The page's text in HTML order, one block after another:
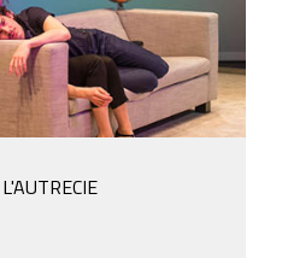
L'AUTRECIE